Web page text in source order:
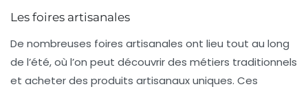
Les foires artisanales
De nombreuses foires artisanales ont lieu tout au long
de l’été, où l’on peut découvrir des métiers traditionnels
et acheter des produits artisanaux uniques. Ces